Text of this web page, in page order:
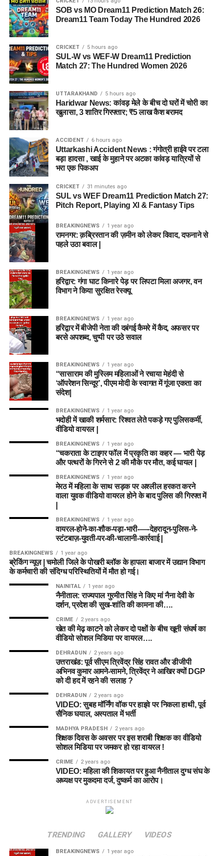
SOB vs MO Dream11 Prediction Match 26:
Dream11 Team Today The Hundred 2026
CRICKET 5 hours ago
SUL-W vs WEF-W Dream11 Prediction
Match 27: The Hundred Women 2026
UTTARAKHAND 5 hours ago
Haridwar News: कांवड़ मेले के बीच दो घरों में चोरी का
खुलासा, 3 शातिर गिरफ्तार; ₹5 लाख कैश बरामद
ACCIDENT 6 hours ago
Uttarkashi Accident News : गंगोत्री हाईवे पर टला
बड़ा हादसा , खाई के मुहाने पर अटका कांवड़ यात्रियों से
भरा एक पिकअप
CRICKET 31 minutes ago
SUL vs WEF Dream11 Prediction Match 27:
Pitch Report, Playing XI & Fantasy Tips
BREAKINGNEWS 1 year ago
रामनगर: क़ब्रिस्तान की ज़मीन को लेकर विवाद, दफनाने से
पहले उठा बवाल |
BREAKINGNEWS 1 year ago
हरिद्वार: गंगा घाट किनारे पेड़ पर लिपटा मिला अजगर, वन
विभाग ने किया सुरक्षित रेस्क्यू
BREAKINGNEWS 1 year ago
हरिद्वार में बीजेपी नेता की दबंगई कैमरे में कैद, अफसर पर
बरसे अपशब्द, चुप्पी पर उठे सवाल
BREAKINGNEWS 1 year ago
“सासाराम की मुस्लिम महिलाओं ने रचाया मेहंदी से
‘ऑपरेशन सिन्दूर’, पीएम मोदी के स्वागत में गूंजा एकता का
संदेश|
BREAKINGNEWS 1 year ago
भदोही में खाकी शर्मसार: रिश्वत लेते पकड़े गए पुलिसकर्मी,
वीडियो वायरल |
BREAKINGNEWS 1 year ago
“चकराता के टाइगर फॉल में प्रकृति का कहर — भारी पेड़
और पत्थरों के गिरने से 2 की मौके पर मौत, कई घायल |
BREAKINGNEWS 1 year ago
मेरठ में महिला के साथ सड़क पर अश्लील हरकत करने
वाला युवक वीडियो वायरल होने के बाद पुलिस की गिरफ्त में
BREAKINGNEWS 1 year ago
वायरल-होने-का-शौक-पड़ा-भारी-—-देहरादून-पुलिस-ने-
स्टंटबाज़-युवती-पर-की-चालानी-कार्रवाई |
BREAKINGNEWS 1 year ago
ब्रेकिंग न्यूज़ | चमोली जिले के पोखरी ब्लॉक के हापला बाजार में उद्यान विभाग
के कर्मचारी की संदिग्ध परिस्थितियों में मौत हो गई।
NAINITAL 1 year ago
नैनीताल: राज्यपाल गुरमीत सिंह ने किए मां नैना देवी के
दर्शन, प्रदेश की सुख-शांति की कामना की….
CRIME 2 years ago
खेत की मेढ़ काटने को लेकर दो पक्षों के बीच खूनी संघर्ष का
वीडियो सोशल मिडिया पर वायरल….
DEHRADUN 2 years ago
उत्तराखंड: पूर्व सीएम त्रिवेंद्र सिंह रावत और डीजीपी
अभिनव कुमार आमने-सामने, त्रिवेंद्र ने आखिर क्यों DGP
को दी हद में रहने की सलाह ?
DEHRADUN 2 years ago
VIDEO: सुबह मॉर्निंग वॉक पर हाइवे पर निकला हाथी, पूर्व
सैनिक घयाल, अस्पताल में भर्ती
MADHYA PRADESH 2 years ago
शिक्षक दिवस के अवसर पर इस शराबी शिक्षक का वीडियो
सोशल मिडिया पर जमकर हो रहा वायरल !
CRIME 2 years ago
VIDEO: महिला की शिकायत पर हुआ नैनीताल दुग्ध संघ के
अध्यक्ष पर मुकदमा दर्ज, दुष्कर्म का आरोप।
ADVERTISEMENT
TRENDING GALLERY VIDEOS
BREAKINGNEWS 1 year ago